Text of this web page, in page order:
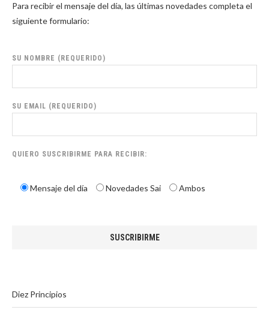
Para recibir el mensaje del día, las últimas novedades completa el
siguiente formulario:
SU NOMBRE (REQUERIDO)
SU EMAIL (REQUERIDO)
QUIERO SUSCRIBIRME PARA RECIBIR:
Mensaje del día Novedades Sai Ambos
Diez Principios